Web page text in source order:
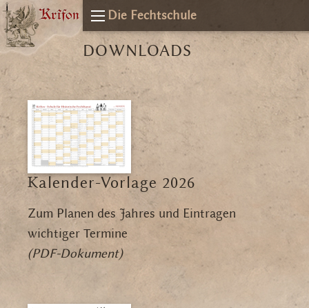
Die Fechtschule
DOWNLOADS
Kalender-Vorlage 2026
Zum Planen des Jahres und Eintragen
wichtiger Termine
(PDF-Dokument)